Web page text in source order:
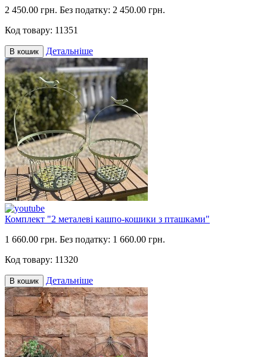
2 450.00 грн. Без податку: 2 450.00 грн.
Код товару: 11351
В кошик Детальніше
Комплект "2 металеві кашпо-кошики з пташками"
1 660.00 грн. Без податку: 1 660.00 грн.
Код товару: 11320
В кошик Детальніше